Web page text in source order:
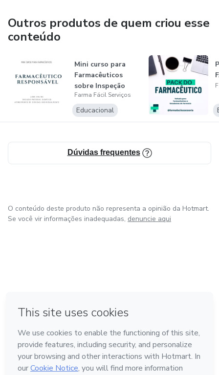
Outros produtos de quem criou esse
conteúdo
Mini curso para
Farmacêuticos
sobre Inspeção
Sanitária
Farma Fácil Serviços
Educacional
Dúvidas frequentes
O conteúdo deste produto não representa a opinião da Hotmart.
Se você vir informações inadequadas, denuncie aqui
Feito com ❤ em Bogotá
Conheça a Hotmart